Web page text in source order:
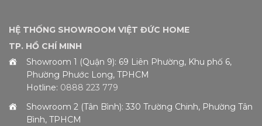
HỆ THỐNG SHOWROOM VIỆT ĐỨC HOME
TP. HỒ CHÍ MINH
Showroom 1 (Quận 9): 69 Liên Phường, Khu phố 6,
Phường Phước Long, TPHCM
Hotline: 0888 223 779
Showroom 2 (Tân Bình): 330 Trường Chinh, Phường Tân
Bình, TPHCM